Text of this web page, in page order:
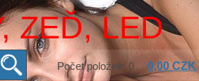
Počet položek: 0 0,00 CZK
ZEĎ, LED